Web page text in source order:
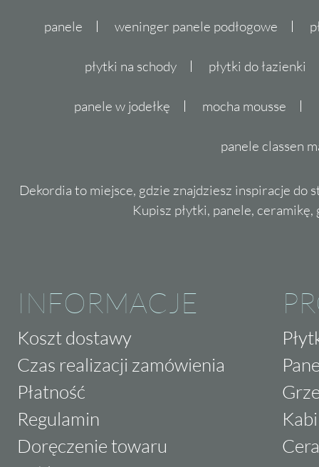
panele weninger panele podłogowe
płytki na schody płytki do łazienki
panele w jodełkę mocha mousse
panele classen
Dekordia to miejsce, gdzie znajdziesz inspiracje do
Kupisz płytki, panele,
INFORMACJE
Koszt dostawy
Czas realizacji zamówienia
Płatność
Regulamin
Doręczenie towaru